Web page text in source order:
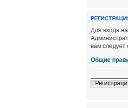
Для входа
вам следует
Общие